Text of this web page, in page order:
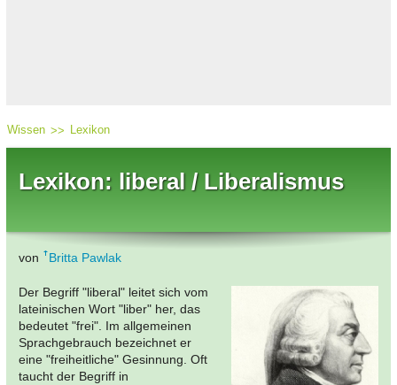
Wissen Lexikon
Lexikon: liberal / Liberalismus
von Britta Pawlak
Der Begriff "liberal" leitet sich vom
lateinischen Wort "liber" her, das
bedeutet "frei". Im allgemeinen
Sprachgebrauch bezeichnet er
eine "freiheitliche" Gesinnung. Oft
taucht der Begriff in